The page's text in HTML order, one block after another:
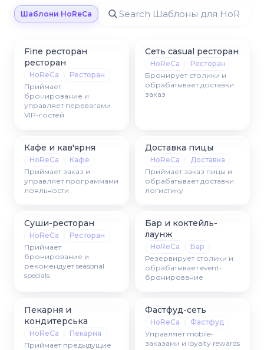
Шаблони HoReCa
Fine ресторан
ресторан
HoReCa
Ресторан
Приймает
бронирование и
управляет перевагами
VIP-гостей
Сеть casual ресторан
HoReCa
Ресторан
Бронирует столики и
обрабатывает доставки
заказ
Кафе и кав'ярня
HoReCa
Кафе
Приймает заказ и
управляет программами
лояльности
Доставка пицы
HoReCa
Доставка
Приймает заказ пицы и
обрабатывает доставки
логистику
Суши-ресторан
HoReCa
Ресторан
Приймает
бронирование и
рекомендует seasonal
specials
Бар и коктейль-
лаунж
HoReCa
Бар
Резервирует столики и
обрабатывает event-
бронирование
Пекарня и
кондитерська
HoReCa
Пекарня
Приймает предыдущие
Фастфуд-сеть
HoReCa
Фастфуд
Управляет mobile-
заказами и loyalty rewards